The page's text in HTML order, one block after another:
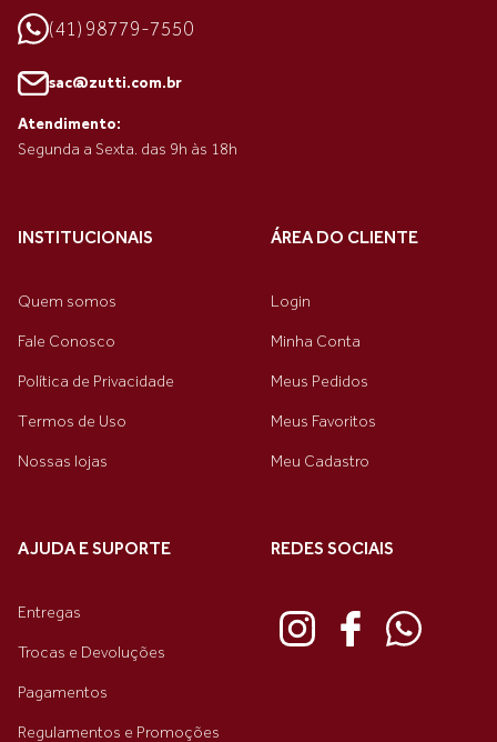
(41) 98779-7550
sac@zutti.com.br
Atendimento:
Segunda a Sexta. das 9h às 18h
INSTITUCIONAIS
Quem somos
Fale Conosco
Política de Privacidade
Termos de Uso
Nossas lojas
ÁREA DO CLIENTE
Login
Minha Conta
Meus Pedidos
Meus Favoritos
Meu Cadastro
AJUDA E SUPORTE
Entregas
Trocas e Devoluções
Pagamentos
Regulamentos e Promoções
REDES SOCIAIS